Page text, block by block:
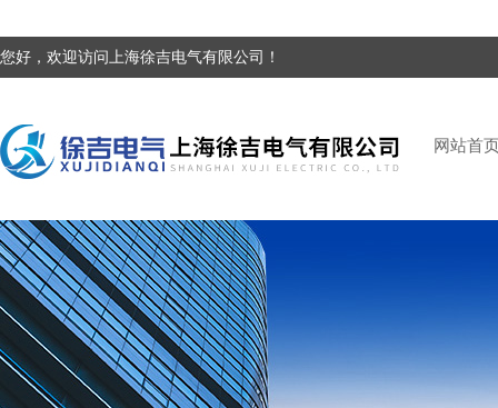
您好，欢迎访问上海徐吉电气有限公司！
网站首